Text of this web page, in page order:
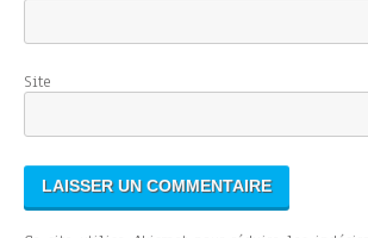
Site